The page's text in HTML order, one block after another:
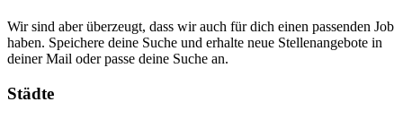
Wir sind aber überzeugt, dass wir auch für dich einen passenden Job
haben. Speichere deine Suche und erhalte neue Stellenangebote in
deiner Mail oder passe deine Suche an.
Städte